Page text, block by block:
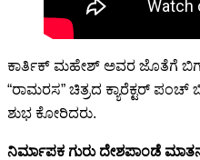
ಕಾರ್ತಿಕ್ ಮಹೇಶ್ ಅವರ ಜೊತೆಗೆ ಬಿಗ್
“ರಾಮರಸ” ಚಿತ್ರದ ಕ್ಯಾರೆಕ್ಟರ್
ಶುಭ ಕೋರಿದರು.
ನಿರ್ಮಾಪಕ ಗುರು ದೇಶಪಾಂಡೆ